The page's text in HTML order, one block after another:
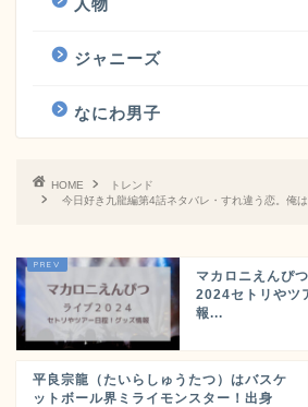
ジャニーズ
なにわ男子
HOME
トレンド
今日好き九龍編第4話ネタバレ・すれ違う恋。俺は
マカロニえんぴ
2024セトリやツ
報...
平良宗龍（たいらしゅうたつ）はバスケ
ットボール界ミライモンスター！出身